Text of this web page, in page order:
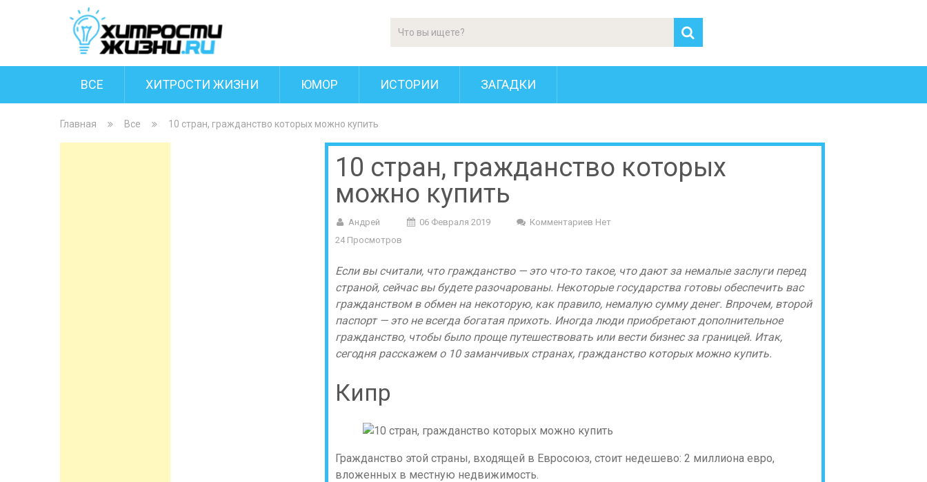
ВСЕ ХИТРОСТИ ЖИЗНИ ЮМОР ИСТОРИИ ЗАГАДКИ
Главная Все 10 стран, гражданство которых можно купить
10 стран, гражданство которых
можно купить
Андрей 06 Февраля 2019
Комментариев Нет
24 Просмотров
Если вы считали, что гражданство — это что-то такое, что дают за немалые заслуги перед
страной, сейчас вы будете разочарованы. Некоторые государства готовы обеспечить вас
гражданством в обмен на некоторую, как правило, немалую сумму денег. Впрочем, второй
паспорт — это не всегда богатая прихоть. Иногда люди приобретают дополнительное
гражданство, чтобы было проще путешествовать или вести бизнес за границей. Итак,
сегодня расскажем о 10 заманчивых странах, гражданство которых можно купить.
Кипр
Гражданство этой страны, входящей в Евросоюз, стоит недешево: 2 миллиона евро,
вложенных в местную недвижимость.